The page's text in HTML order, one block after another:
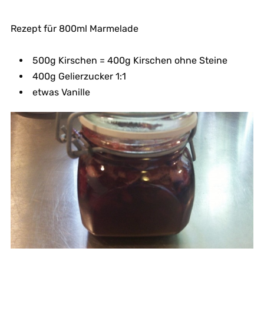
Rezept für 800ml Marmelade
500g Kirschen = 400g Kirschen ohne Steine
400g Gelierzucker 1:1
etwas Vanille